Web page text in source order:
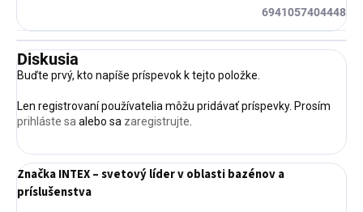
6941057404448
Diskusia
Buďte prvý, kto napíše príspevok k tejto položke.
Len registrovaní používatelia môžu pridávať príspevky. Prosím
prihláste saalebo sa zaregistrujte.
Značka INTEX – svetový líder v oblasti bazénov a
príslušenstva